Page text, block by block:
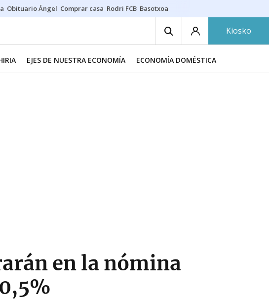
Obituario Ángel Comprar casa Rodri FCB Basotxoa
Kiosko
EJES DE NUESTRA ECONOMÍA ECONOMÍA DOMÉSTICA
en la nómina